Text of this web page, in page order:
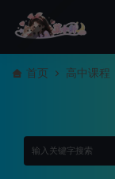
首页 高中课程